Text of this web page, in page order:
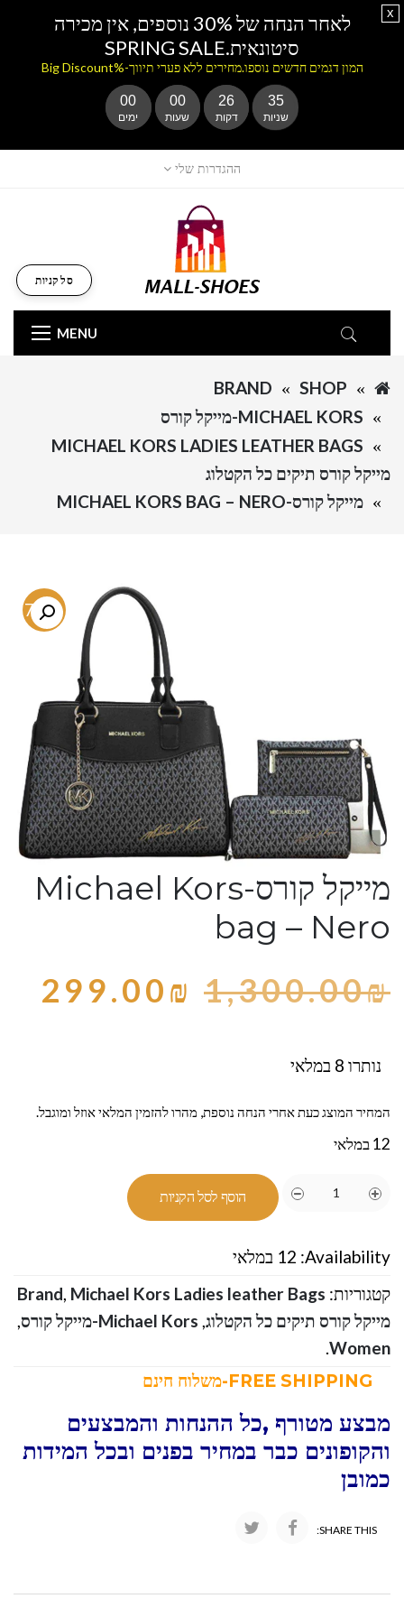
ההגדרות שלי
MENU
סל קניות
SHOP
BRAND
MICHAEL KORS-מייקל קורס
MICHAEL KORS LADIES LEATHER BAGS
מייקל קורס תיקים כל הקטלוג
מייקל קורס-MICHAEL KORS BAG – NERO
-77%
מייקל קורס-Michael Kors
bag – Nero
1,300.00₪
299.00₪
נותרו 8 במלאי
המחיר המוצג כעת אחרי הנחה נוספת, מהרו להזמין המלאי אוזל ומוגבל.
12 במלאי
הוסף לסל הקניות
Availability: 12 במלאי
קטגוריות:
Brand, Michael Kors Ladies leather Bags
מייקל קורס תיקים כל הקטלוג, Michael Kors-מייקל קורס
,
Women
.
מבצע מטורף ,כל ההנחות והמבצעים
והקופונים כבר במחיר בפנים ובכל המידות
כמובן
SHARE THIS:
לאחר הנחה של 30% נוספים, אין מכירה
סיטונאית.SPRING SALE
המון דגמים חדשים נוספו.מחירים ללא פערי תיווך-%Big Discount
00
ימים
00
שעות
26
דקות
35
שניות
x